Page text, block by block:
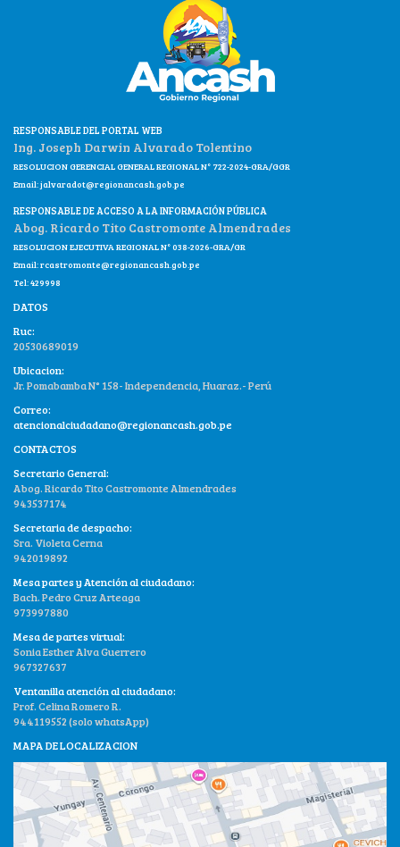
RESPONSABLE DEL PORTAL WEB
Ing. Joseph Darwin Alvarado Tolentino
RESOLUCION GERENCIAL GENERAL REGIONAL N° 722-2024-GRA/GGR
Email:jalvaradot@regionancash.gob.pe
RESPONSABLE DE ACCESO A LA INFORMACIÓN PÚBLICA
Abog. Ricardo Tito Castromonte Almendrades
RESOLUCION EJECUTIVA REGIONAL N° 038-2026-GRA/GR
Email:rcastromonte@regionancash.gob.pe
Tel: 429998
DATOS
Ruc:
20530689019
Ubicacion:
Jr. Pomabamba N° 158- Independencia, Huaraz.- Perú
Correo:
atencionalciudadano@regionancash.gob.pe
CONTACTOS
Secretario General:
Abog. Ricardo Tito Castromonte Almendrades
943537174
Secretaria de despacho:
Sra. Violeta Cerna
942019892
Mesa partes y Atención al ciudadano:
Bach. Pedro Cruz Arteaga
973997880
Mesa de partes virtual:
Sonia Esther Alva Guerrero
967327637
Ventanilla atención al ciudadano:
Prof. Celina Romero R.
944119552 (solo whatsApp)
MAPA DE LOCALIZACION